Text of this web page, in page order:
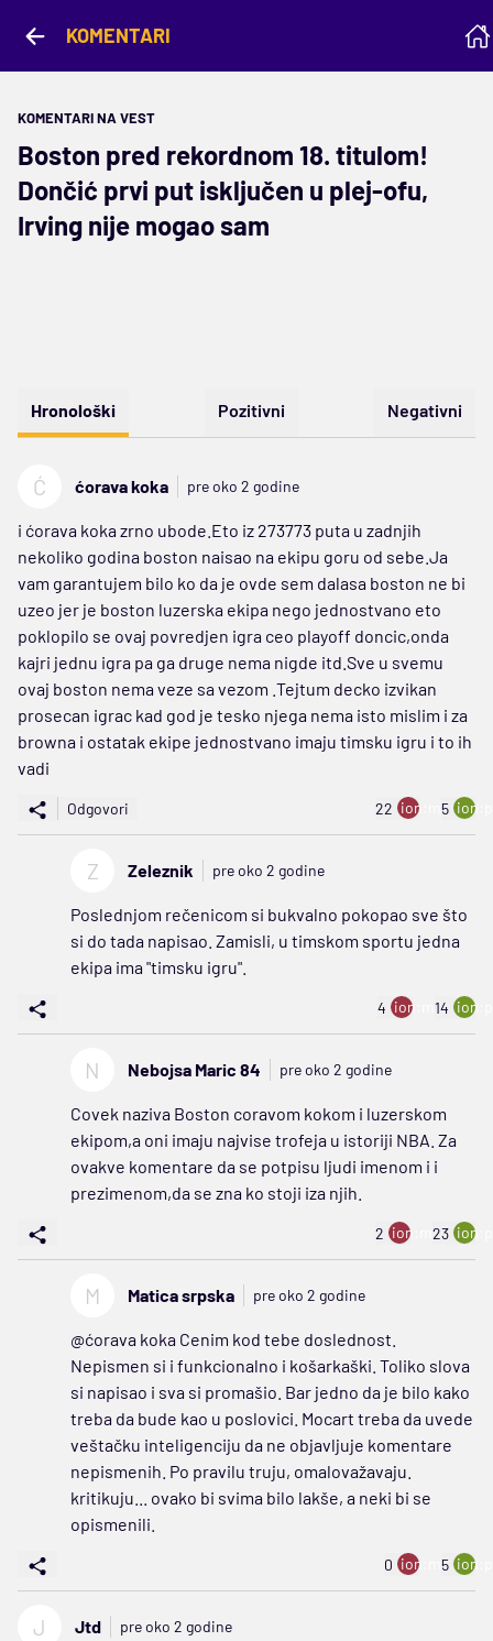
KOMENTARI
KOMENTARI NA VEST
Boston pred rekordnom 18. titulom!
Dončić prvi put isključen u plej-ofu,
Irving nije mogao sam
Hronološki Pozitivni Negativni
Ć ćorava koka pre oko 2 godine
i ćorava koka zrno ubode.Eto iz 273773 puta u zadnjih
nekoliko godina boston naisao na ekipu goru od sebe.Ja
vam garantujem bilo ko da je ovde sem dalasa boston ne bi
uzeo jer je boston luzerska ekipa nego jednostvano eto
poklopilo se ovaj povredjen igra ceo playoff doncic,onda
kajri jednu igra pa ga druge nema nigde itd.Sve u svemu
ovaj boston nema veze sa vezom .Tejtum decko izvikan
prosecan igrac kad god je tesko njega nema isto mislim i za
browna i ostatak ekipe jednostvano imaju timsku igru i to ih
vadi
Odgovori 22 ion:minus
5
Z Zeleznik pre oko 2 godine
Poslednjom rečenicom si bukvalno pokopao sve što
si do tada napisao. Zamisli, u timskom sportu jedna
ekipa ima "timsku igru".
4 ion:minus
14
N Nebojsa Maric 84 pre oko 2 godine
Covek naziva Boston coravom kokom i luzerskom
ekipom,a oni imaju najvise trofeja u istoriji NBA. Za
ovakve komentare da se potpisu ljudi imenom i i
prezimenom,da se zna ko stoji iza njih.
2 ion:minus
23
M Matica srpska pre oko 2 godine
@ćorava koka Cenim kod tebe doslednost.
Nepismen si i funkcionalno i košarkaški. Toliko slova
si napisao i sva si promašio. Bar jedno da je bilo kako
treba da bude kao u poslovici. Mocart treba da uvede
veštačku inteligenciju da ne objavljuje komentare
nepismenih. Po pravilu truju, omalovažavaju.
kritikuju... ovako bi svima bilo lakše, a neki bi se
opismenili.
0 ion:minus
5
J Jtd pre oko 2 godine